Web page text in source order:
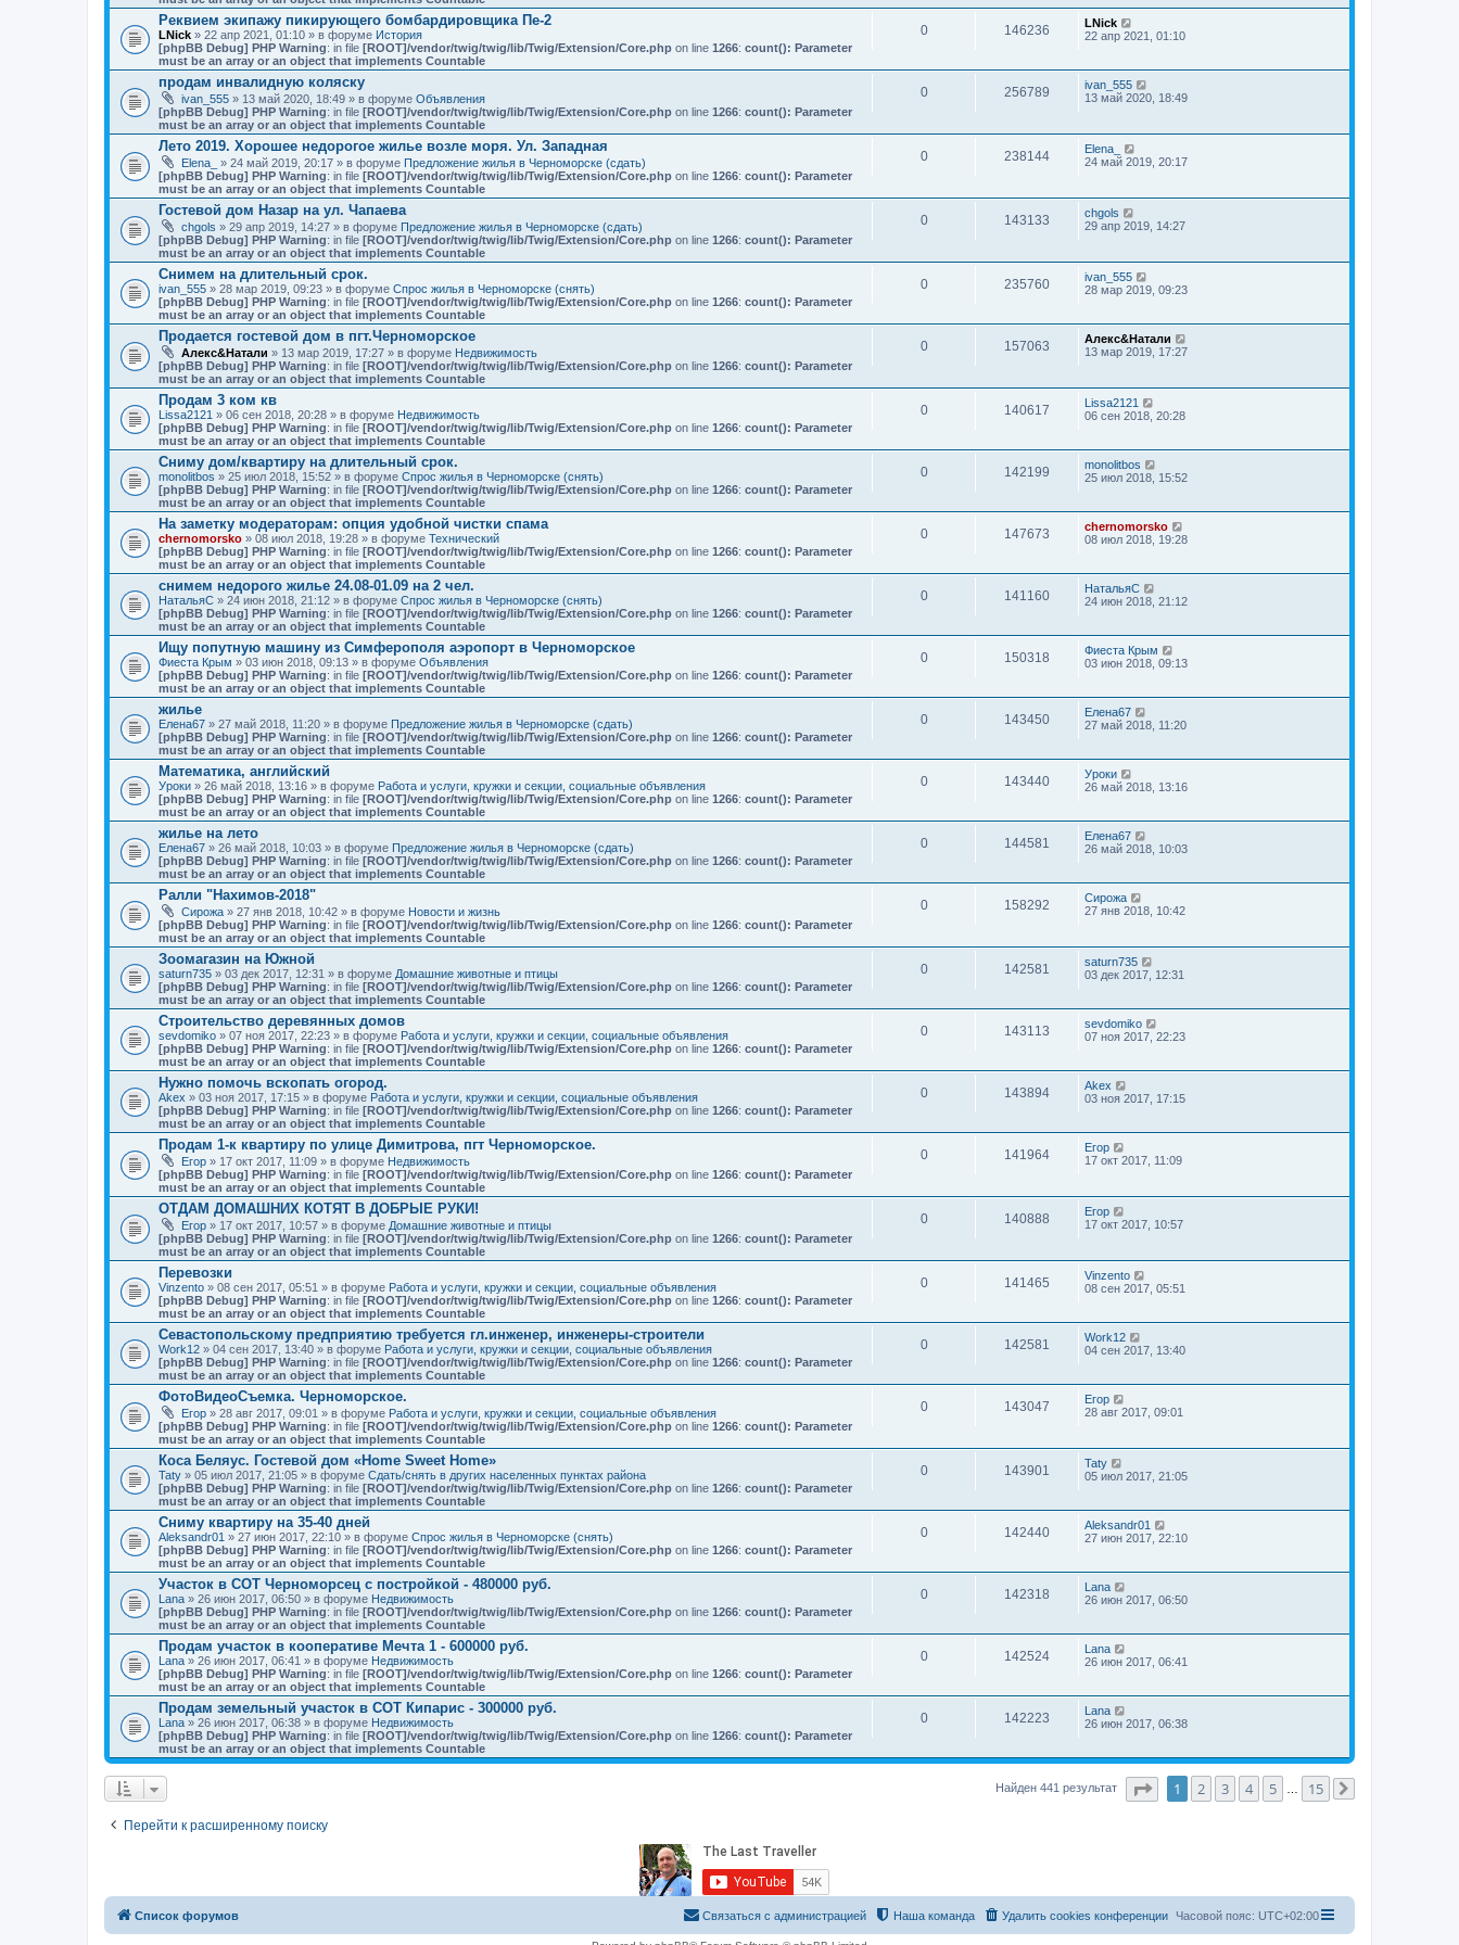
Реквием экипажу пикирующего бомбардировщика Пе-2
LNick » 22 апр 2021, 01:10 » в форуме История
[phpBB Debug] PHP Warning: in file [ROOT]/vendor/twig/twig/lib/Twig/Extension/Core.php on line 1266: count(): Parameter
must be an array or an object that implements Countable
0 146236
LNick
22 апр 2021, 01:10
продам инвалидную коляску
ivan_555 » 13 май 2020, 18:49 » в форуме Объявления
[phpBB Debug] PHP Warning: in file [ROOT]/vendor/twig/twig/lib/Twig/Extension/Core.php on line 1266: count(): Parameter
must be an array or an object that implements Countable
0 256789
ivan_555
13 май 2020, 18:49
Лето 2019. Хорошее недорогое жилье возле моря. Ул. Западная
Elena_ » 24 май 2019, 20:17 » в форуме Предложение жилья в Черноморске (сдать)
[phpBB Debug] PHP Warning: in file [ROOT]/vendor/twig/twig/lib/Twig/Extension/Core.php on line 1266: count(): Parameter
must be an array or an object that implements Countable
0 238144
Elena_
24 май 2019, 20:17
Гостевой дом Назар на ул. Чапаева
chgols » 29 апр 2019, 14:27 » в форуме Предложение жилья в Черноморске (сдать)
[phpBB Debug] PHP Warning: in file [ROOT]/vendor/twig/twig/lib/Twig/Extension/Core.php on line 1266: count(): Parameter
must be an array or an object that implements Countable
0 143133
chgols
29 апр 2019, 14:27
Снимем на длительный срок.
ivan_555 » 28 мар 2019, 09:23 » в форуме Спрос жилья в Черноморске (снять)
[phpBB Debug] PHP Warning: in file [ROOT]/vendor/twig/twig/lib/Twig/Extension/Core.php on line 1266: count(): Parameter
must be an array or an object that implements Countable
0 235760
ivan_555
28 мар 2019, 09:23
Продается гостевой дом в пгт.Черноморское
Алекс&Натали » 13 мар 2019, 17:27 » в форуме Недвижимость
[phpBB Debug] PHP Warning: in file [ROOT]/vendor/twig/twig/lib/Twig/Extension/Core.php on line 1266: count(): Parameter
must be an array or an object that implements Countable
0 157063
Алекс&Натали
13 мар 2019, 17:27
Продам 3 ком кв
Lissa2121 » 06 сен 2018, 20:28 » в форуме Недвижимость
[phpBB Debug] PHP Warning: in file [ROOT]/vendor/twig/twig/lib/Twig/Extension/Core.php on line 1266: count(): Parameter
must be an array or an object that implements Countable
0 140617
Lissa2121
06 сен 2018, 20:28
Сниму дом/квартиру на длительный срок.
monolitbos » 25 июл 2018, 15:52 » в форуме Спрос жилья в Черноморске (снять)
[phpBB Debug] PHP Warning: in file [ROOT]/vendor/twig/twig/lib/Twig/Extension/Core.php on line 1266: count(): Parameter
must be an array or an object that implements Countable
0 142199
monolitbos
25 июл 2018, 15:52
На заметку модераторам: опция удобной чистки спама
chernomorsko » 08 июл 2018, 19:28 » в форуме Технический
[phpBB Debug] PHP Warning: in file [ROOT]/vendor/twig/twig/lib/Twig/Extension/Core.php on line 1266: count(): Parameter
must be an array or an object that implements Countable
0 147673
chernomorsko
08 июл 2018, 19:28
снимем недорого жилье 24.08-01.09 на 2 чел.
НатальяС » 24 июн 2018, 21:12 » в форуме Спрос жилья в Черноморске (снять)
[phpBB Debug] PHP Warning: in file [ROOT]/vendor/twig/twig/lib/Twig/Extension/Core.php on line 1266: count(): Parameter
must be an array or an object that implements Countable
0 141160
НатальяС
24 июн 2018, 21:12
Ищу попутную машину из Симферополя аэропорт в Черноморское
Фиеста Крым » 03 июн 2018, 09:13 » в форуме Объявления
[phpBB Debug] PHP Warning: in file [ROOT]/vendor/twig/twig/lib/Twig/Extension/Core.php on line 1266: count(): Parameter
must be an array or an object that implements Countable
0 150318
Фиеста Крым
03 июн 2018, 09:13
жилье
Елена67 » 27 май 2018, 11:20 » в форуме Предложение жилья в Черноморске (сдать)
[phpBB Debug] PHP Warning: in file [ROOT]/vendor/twig/twig/lib/Twig/Extension/Core.php on line 1266: count(): Parameter
must be an array or an object that implements Countable
0 143450
Елена67
27 май 2018, 11:20
Математика, английский
Уроки » 26 май 2018, 13:16 » в форуме Работа и услуги, кружки и секции, социальные объявления
[phpBB Debug] PHP Warning: in file [ROOT]/vendor/twig/twig/lib/Twig/Extension/Core.php on line 1266: count(): Parameter
must be an array or an object that implements Countable
0 143440
Уроки
26 май 2018, 13:16
жилье на лето
Елена67 » 26 май 2018, 10:03 » в форуме Предложение жилья в Черноморске (сдать)
[phpBB Debug] PHP Warning: in file [ROOT]/vendor/twig/twig/lib/Twig/Extension/Core.php on line 1266: count(): Parameter
must be an array or an object that implements Countable
0 144581
Елена67
26 май 2018, 10:03
Ралли "Нахимов-2018"
Сирожа » 27 янв 2018, 10:42 » в форуме Новости и жизнь
[phpBB Debug] PHP Warning: in file [ROOT]/vendor/twig/twig/lib/Twig/Extension/Core.php on line 1266: count(): Parameter
must be an array or an object that implements Countable
0 158292
Сирожа
27 янв 2018, 10:42
Зоомагазин на Южной
saturn735 » 03 дек 2017, 12:31 » в форуме Домашние животные и птицы
[phpBB Debug] PHP Warning: in file [ROOT]/vendor/twig/twig/lib/Twig/Extension/Core.php on line 1266: count(): Parameter
must be an array or an object that implements Countable
0 142581
saturn735
03 дек 2017, 12:31
Строительство деревянных домов
sevdomiko » 07 ноя 2017, 22:23 » в форуме Работа и услуги, кружки и секции, социальные объявления
[phpBB Debug] PHP Warning: in file [ROOT]/vendor/twig/twig/lib/Twig/Extension/Core.php on line 1266: count(): Parameter
must be an array or an object that implements Countable
0 143113
sevdomiko
07 ноя 2017, 22:23
Нужно помочь вскопать огород.
Akex » 03 ноя 2017, 17:15 » в форуме Работа и услуги, кружки и секции, социальные объявления
[phpBB Debug] PHP Warning: in file [ROOT]/vendor/twig/twig/lib/Twig/Extension/Core.php on line 1266: count(): Parameter
must be an array or an object that implements Countable
0 143894
Akex
03 ноя 2017, 17:15
Продам 1-к квартиру по улице Димитрова, пгт Черноморское.
Егор » 17 окт 2017, 11:09 » в форуме Недвижимость
[phpBB Debug] PHP Warning: in file [ROOT]/vendor/twig/twig/lib/Twig/Extension/Core.php on line 1266: count(): Parameter
must be an array or an object that implements Countable
0 141964
Егор
17 окт 2017, 11:09
ОТДАМ ДОМАШНИХ КОТЯТ В ДОБРЫЕ РУКИ!
Егор » 17 окт 2017, 10:57 » в форуме Домашние животные и птицы
[phpBB Debug] PHP Warning: in file [ROOT]/vendor/twig/twig/lib/Twig/Extension/Core.php on line 1266: count(): Parameter
must be an array or an object that implements Countable
0 140888
Егор
17 окт 2017, 10:57
Перевозки
Vinzento » 08 сен 2017, 05:51 » в форуме Работа и услуги, кружки и секции, социальные объявления
[phpBB Debug] PHP Warning: in file [ROOT]/vendor/twig/twig/lib/Twig/Extension/Core.php on line 1266: count(): Parameter
must be an array or an object that implements Countable
0 141465
Vinzento
08 сен 2017, 05:51
Севастопольскому предприятию требуется гл.инженер, инженеры-строители
Work12 » 04 сен 2017, 13:40 » в форуме Работа и услуги, кружки и секции, социальные объявления
[phpBB Debug] PHP Warning: in file [ROOT]/vendor/twig/twig/lib/Twig/Extension/Core.php on line 1266: count(): Parameter
must be an array or an object that implements Countable
0 142581
Work12
04 сен 2017, 13:40
ФотоВидеоСъемка. Черноморское.
Егор » 28 авг 2017, 09:01 » в форуме Работа и услуги, кружки и секции, социальные объявления
[phpBB Debug] PHP Warning: in file [ROOT]/vendor/twig/twig/lib/Twig/Extension/Core.php on line 1266: count(): Parameter
must be an array or an object that implements Countable
0 143047
Егор
28 авг 2017, 09:01
Коса Беляус. Гостевой дом «Home Sweet Home»
Taty » 05 июл 2017, 21:05 » в форуме Сдать/снять в других населенных пунктах района
[phpBB Debug] PHP Warning: in file [ROOT]/vendor/twig/twig/lib/Twig/Extension/Core.php on line 1266: count(): Parameter
must be an array or an object that implements Countable
0 143901
Taty
05 июл 2017, 21:05
Сниму квартиру на 35-40 дней
Aleksandr01 » 27 июн 2017, 22:10 » в форуме Спрос жилья в Черноморске (снять)
[phpBB Debug] PHP Warning: in file [ROOT]/vendor/twig/twig/lib/Twig/Extension/Core.php on line 1266: count(): Parameter
must be an array or an object that implements Countable
0 142440
Aleksandr01
27 июн 2017, 22:10
Участок в СОТ Черноморсец с постройкой - 480000 руб.
Lana » 26 июн 2017, 06:50 » в форуме Недвижимость
[phpBB Debug] PHP Warning: in file [ROOT]/vendor/twig/twig/lib/Twig/Extension/Core.php on line 1266: count(): Parameter
must be an array or an object that implements Countable
0 142318
Lana
26 июн 2017, 06:50
Продам участок в кооперативе Мечта 1 - 600000 руб.
Lana » 26 июн 2017, 06:41 » в форуме Недвижимость
[phpBB Debug] PHP Warning: in file [ROOT]/vendor/twig/twig/lib/Twig/Extension/Core.php on line 1266: count(): Parameter
must be an array or an object that implements Countable
0 142524
Lana
26 июн 2017, 06:41
Продам земельный участок в СОТ Кипарис - 300000 руб.
Lana » 26 июн 2017, 06:38 » в форуме Недвижимость
[phpBB Debug] PHP Warning: in file [ROOT]/vendor/twig/twig/lib/Twig/Extension/Core.php on line 1266: count(): Parameter
must be an array or an object that implements Countable
0 142223
Lana
26 июн 2017, 06:38
Найден 441 результат Страница 1 из15
1 2 3 4 5 15
Перейти к расширенному поиску
Список форумов Часовой пояс: UTC+02:00
Удалить cookies конференции
Наша команда
Связаться с администрацией